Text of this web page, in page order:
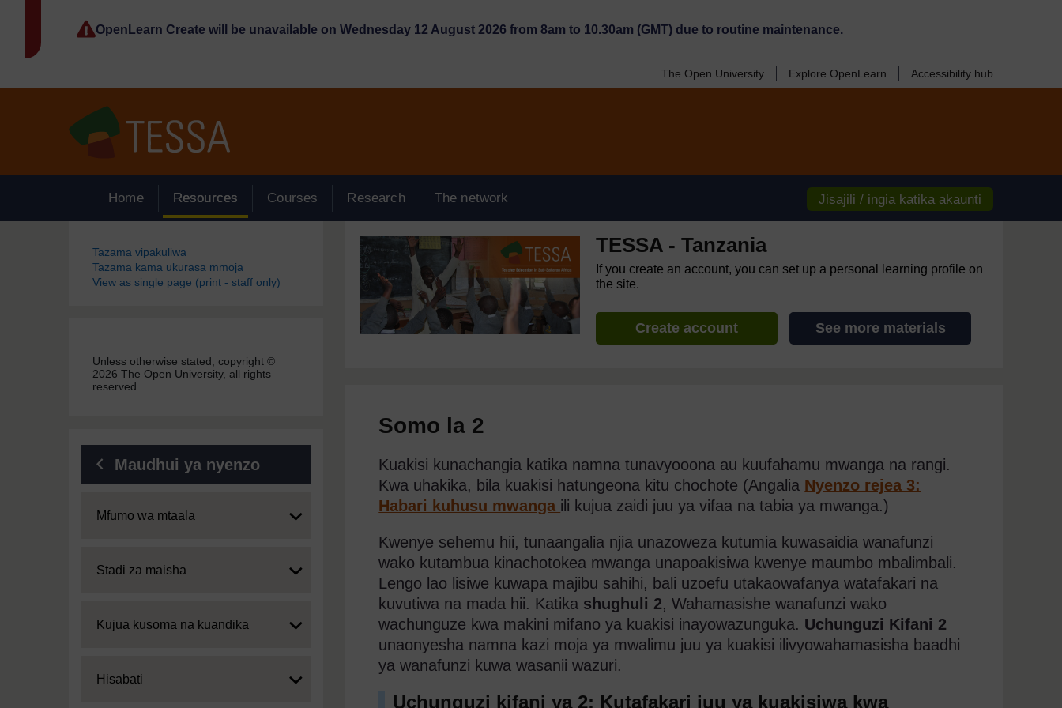
OpenLearn Create will be unavailable on Wednesday 12 August 2026 from 8am to 10.30am (GMT) due to routine maintenance.
The Open University Explore OpenLearn Accessibility hub
Home Resources Courses Research The network Jisajili / ingia katika akaunti
Blocks
Tazama vipakuliwa
Tazama kama ukurasa mmoja
View as single page (print - staff only)
Unless otherwise stated, copyright ©
2026 The Open University, all rights
reserved.
Maudhui ya nyenzo
Expand
Mfumo wa mtaala
Expand
Stadi za maisha
Expand
Kujua kusoma na kuandika
Expand
Hisabati
TESSA - Tanzania
If you create an account, you can set up a personal learning profile on
the site.
Create account See more materials
Somo la 2
Kuakisi kunachangia katika namna tunavyooona au kuufahamu mwanga na rangi.
Kwa uhakika, bila kuakisi hatungeona kitu chochote (Angalia Nyenzo rejea 3:
Habari kuhusu mwanga ili kujua zaidi juu ya vifaa na tabia ya mwanga.)
Kwenye sehemu hii, tunaangalia njia unazoweza kutumia kuwasaidia wanafunzi
wako kutambua kinachotokea mwanga unapoakisiwa kwenye maumbo mbalimbali.
Lengo lao lisiwe kuwapa majibu sahihi, bali uzoefu utakaowafanya watafakari na
kuvutiwa na mada hii. Katika shughuli 2, Wahamasishe wanafunzi wako
wachunguze kwa makini mifano ya kuakisi inayowazunguka. Uchunguzi Kifani 2
unaonyesha namna kazi moja ya mwalimu juu ya kuakisi ilivyowahamasisha baadhi
ya wanafunzi kuwa wasanii wazuri.
Uchunguzi kifani ya 2: Kutafakari juu ya kuakisiwa kwa